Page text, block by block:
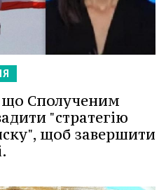
що Сполученим
"стратегію
щоб завершити